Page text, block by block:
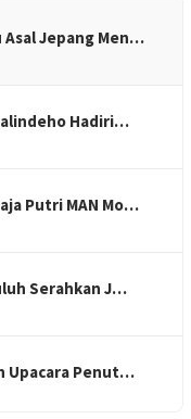
Jepang Men…
Hadiri…
Putri MAN Mo…
Serahkan J…
Upacara Penut…